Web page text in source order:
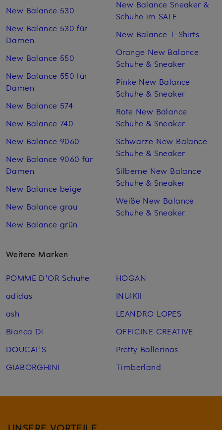
New Balance 530
New Balance 530 für
Damen
New Balance 550
New Balance 550 für
Damen
New Balance 574
New Balance 740
New Balance 9060
New Balance 9060 für
Damen
New Balance beige
New Balance grau
New Balance grün
New Balance Sneaker &
Schuhe im SALE
New Balance T-Shirts
Orange New Balance
Schuhe & Sneaker
Pinke New Balance
Schuhe & Sneaker
Rote New Balance
Schuhe & Sneaker
Schwarze New Balance
Schuhe & Sneaker
Silberne New Balance
Schuhe & Sneaker
Weiße New Balance
Schuhe & Sneaker
Weitere Marken
POMME D'OR Schuhe
adidas
ash
Bianca Di
DOUCAL'S
GIABORGHINI
HOGAN
INUIKII
LEANDRO LOPES
OFFICINE CREATIVE
Pretty Ballerinas
Timberland